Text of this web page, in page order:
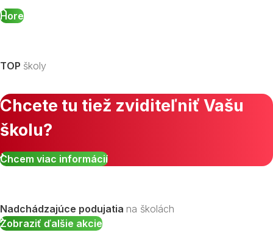
Hore
TOP školy
Chcete tu tiež zviditeľniť Vašu
školu?
Chcem viac informácií
Nadchádzajúce podujatia na školách
Zobraziť ďalšie akcie